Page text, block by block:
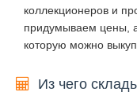
коллекционеров и
придумываем цены,
которую можно
Из чего